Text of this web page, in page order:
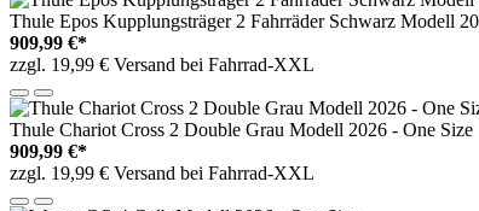
Thule Epos Kupplungsträger 2 Fahrräder Schwarz Modell
909,99 €*
zzgl. 19,99 € Versand bei Fahrrad-XXL
Thule Chariot Cross 2 Double Grau Modell 2026 - One Size
909,99 €*
zzgl. 19,99 € Versand bei Fahrrad-XXL